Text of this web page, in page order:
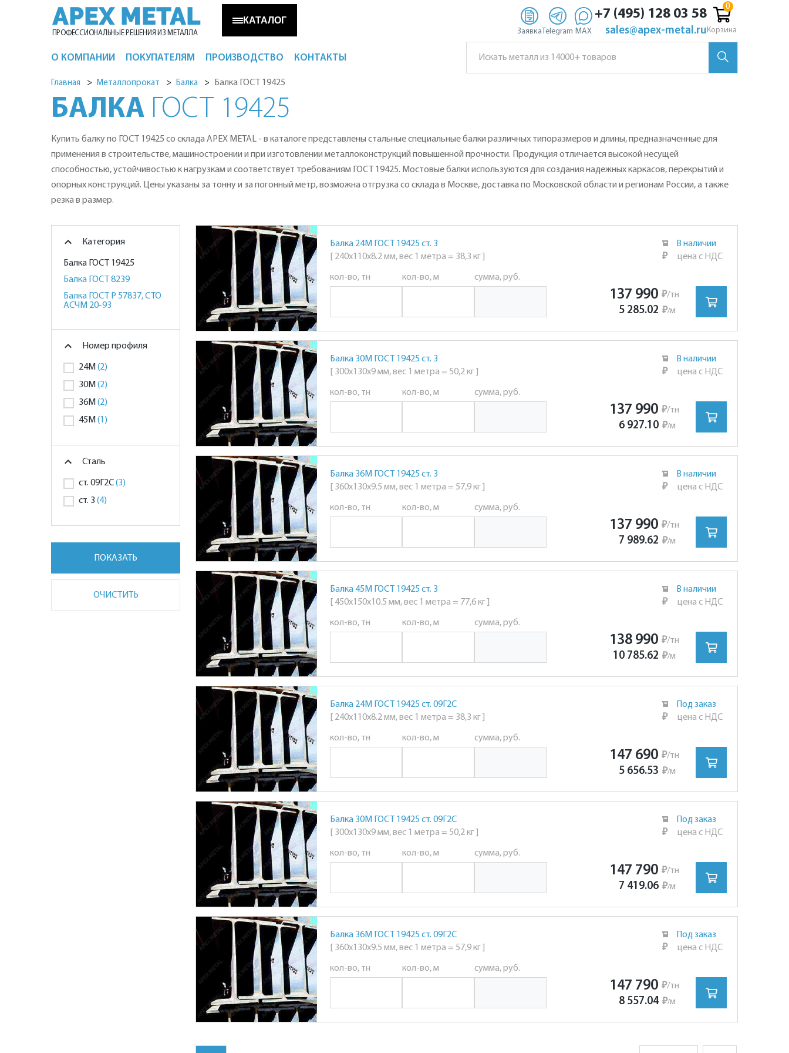
APEX METAL
ПРОФЕССИОНАЛЬНЫЕ РЕШЕНИЯ ИЗ МЕТАЛЛА
КАТАЛОГ
Заявка Telegram MAX
+7 (495) 128 03 58
sales@apex-metal.ru Корзина
О КОМПАНИИ ПОКУПАТЕЛЯМ ПРОИЗВОДСТВО КОНТАКТЫ
Металлопрокат
Нержавеющая сталь
Светильники из металла
Главная Металлопрокат Балка Балка ГОСТ 19425
БАЛКА ГОСТ 19425
Купить балку по ГОСТ 19425 со склада APEX METAL - в каталоге представлены стальные специальные балки различных типоразмеров и длины, предназначенные для
применения в строительстве, машиностроении и при изготовлении металлоконструкций повышенной прочности. Продукция отличается высокой несущей
способностью, устойчивостью к нагрузкам и соответствует требованиям ГОСТ 19425. Мостовые балки используются для создания надежных каркасов, перекрытий и
опорных конструкций. Цены указаны за тонну и за погонный метр, возможна отгрузка со склада в Москве, доставка по Московской области и регионам России, а также
резка в размер.
Категория
Балка ГОСТ 19425
Балка ГОСТ 8239
Балка ГОСТ Р 57837, СТО
АСЧМ 20-93
Номер профиля
24М (2)
30М (2)
36М (2)
45М (1)
Сталь
ст. 09Г2С(3)
ст. 3 (4)
ПОКАЗАТЬ
ОЧИСТИТЬ
Балка 24М ГОСТ 19425 ст. 3
[ 240х110х8.2 мм, вес 1 метра = 38,3 кг ]
кол-во, тн кол-во, м сумма, руб.
137 990 ₽/тн
5 285.02 ₽/м
В наличии
₽
цена с НДС
Балка 30М ГОСТ 19425 ст. 3
[ 300х130х9 мм, вес 1 метра = 50,2 кг ]
кол-во, тн кол-во, м сумма, руб.
137 990 ₽/тн
6 927.10 ₽/м
В наличии
₽
цена с НДС
Балка 36М ГОСТ 19425 ст. 3
[ 360х130х9.5 мм, вес 1 метра = 57,9 кг ]
кол-во, тн кол-во, м сумма, руб.
137 990 ₽/тн
7 989.62 ₽/м
В наличии
₽
цена с НДС
Балка 45М ГОСТ 19425 ст. 3
[ 450х150х10.5 мм, вес 1 метра = 77,6 кг ]
кол-во, тн кол-во, м сумма, руб.
138 990 ₽/тн
10 785.62 ₽/м
В наличии
₽
цена с НДС
Балка 24М ГОСТ 19425 ст. 09Г2С
[ 240х110х8.2 мм, вес 1 метра = 38,3 кг ]
кол-во, тн кол-во, м сумма, руб.
147 690 ₽/тн
5 656.53 ₽/м
Под заказ
₽
цена с НДС
Балка 30М ГОСТ 19425 ст. 09Г2С
[ 300х130х9 мм, вес 1 метра = 50,2 кг ]
кол-во, тн кол-во, м сумма, руб.
147 790 ₽/тн
7 419.06 ₽/м
Под заказ
₽
цена с НДС
Балка 36М ГОСТ 19425 ст. 09Г2С
[ 360х130х9.5 мм, вес 1 метра = 57,9 кг ]
кол-во, тн кол-во, м сумма, руб.
147 790 ₽/тн
8 557.04 ₽/м
Под заказ
₽
цена с НДС